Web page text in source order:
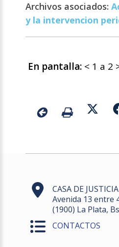
Archivos asociados:
y la intervencion
En pantalla: < 1 a 2
CASA DE JUSTICIA
Avenida 13 entre
(1900) La Plata,
CONTACTOS